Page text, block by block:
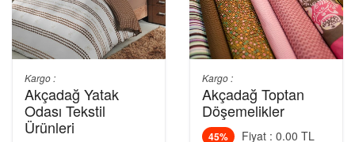
Kargo :
Akçadağ Yatak
Odası Tekstil
Ürünleri
Kargo :
Akçadağ Toptan
Döşemelikler
45% Fiyat : 0.00 TL